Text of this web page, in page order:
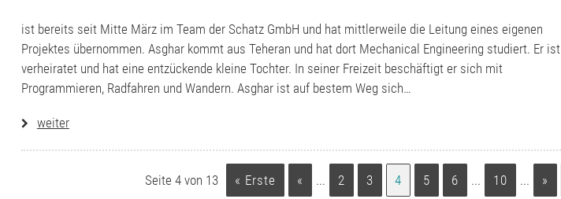
ist bereits seit Mitte März im Team der Schatz GmbH und hat mittlerweile die Leitung eines eigenen
Projektes übernommen. Asghar kommt aus Teheran und hat dort Mechanical Engineering studiert. Er ist
verheiratet und hat eine entzückende kleine Tochter. In seiner Freizeit beschäftigt er sich mit
Programmieren, Radfahren und Wandern. Asghar ist auf bestem Weg sich…
weiter
Seite 4 von 13 « Erste « ... 2 3 4 5 6 ... 10 ... »
Kompetenz, Termintreue und Qualität, auf diese Eigenschaften des
DI (FH) Rudolf Dimmler,
Abteilungsleiter Industrieanlagenbau Kremsmüller KG